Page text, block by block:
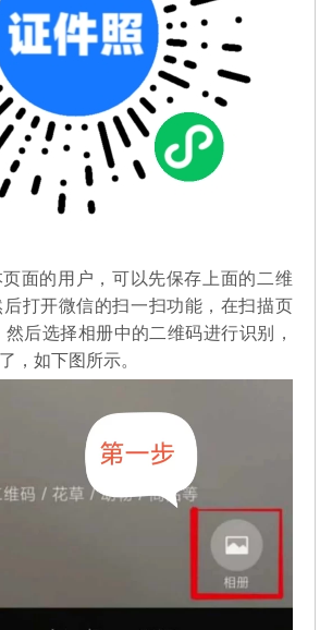
面的用户，可以先保存上面的二维
打开微信的扫一扫功能，在扫描页
然后选择相册中的二维码进行识别，
，如下图所示。